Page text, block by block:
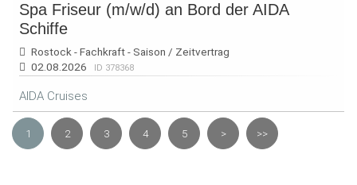
Spa Friseur (m/w/d) an Bord der AIDA
Schiffe
Rostock - Fachkraft - Saison / Zeitvertrag
02.08.2026
ID 378368
AIDA Cruises
1 2 3 4 5 > >>